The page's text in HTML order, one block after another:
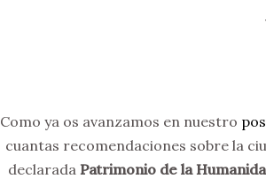
Como ya os avanzamos en nuestro
cuantas recomendaciones sobre la
declarada Patrimonio de la